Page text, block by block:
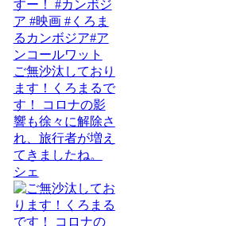
ご無沙汰しており
ます！くろまるで
す！ コロナの影
響も徐々に解除さ
れ、旅行者が増え
てきましたね。
シェ